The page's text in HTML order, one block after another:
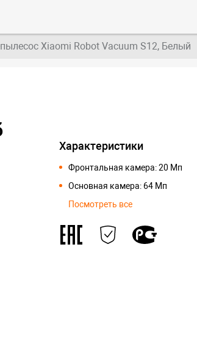
Xiaomi Robot Vacuum S12, Белый
Характеристики
Фронтальная камера: 20 Мп
Основная камера: 64 Мп
Посмотреть все